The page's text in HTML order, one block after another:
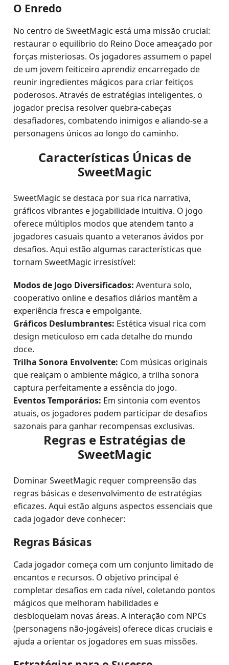
O Enredo
No centro de SweetMagic está uma missão crucial:
restaurar o equilíbrio do Reino Doce ameaçado por
forças misteriosas. Os jogadores assumem o papel
de um jovem feiticeiro aprendiz encarregado de
reunir ingredientes mágicos para criar feitiços
poderosos. Através de estratégias inteligentes, o
jogador precisa resolver quebra-cabeças
desafiadores, combatendo inimigos e aliando-se a
personagens únicos ao longo do caminho.
Características Únicas de
SweetMagic
SweetMagic se destaca por sua rica narrativa,
gráficos vibrantes e jogabilidade intuitiva. O jogo
oferece múltiplos modos que atendem tanto a
jogadores casuais quanto a veteranos ávidos por
desafios. Aqui estão algumas características que
tornam SweetMagic irresistível:
Modos de Jogo Diversificados: Aventura solo,
cooperativo online e desafios diários mantêm a
experiência fresca e empolgante.
Gráficos Deslumbrantes: Estética visual rica com
design meticuloso em cada detalhe do mundo
doce.
Trilha Sonora Envolvente: Com músicas originais
que realçam o ambiente mágico, a trilha sonora
captura perfeitamente a essência do jogo.
Eventos Temporários: Em sintonia com eventos
atuais, os jogadores podem participar de desafios
sazonais para ganhar recompensas exclusivas.
Regras e Estratégias de
SweetMagic
Dominar SweetMagic requer compreensão das
regras básicas e desenvolvimento de estratégias
eficazes. Aqui estão alguns aspectos essenciais que
cada jogador deve conhecer:
Regras Básicas
Cada jogador começa com um conjunto limitado de
encantos e recursos. O objetivo principal é
completar desafios em cada nível, coletando pontos
mágicos que melhoram habilidades e
desbloqueiam novas áreas. A interação com NPCs
(personagens não-jogáveis) oferece dicas cruciais e
ajuda a orientar os jogadores em suas missões.